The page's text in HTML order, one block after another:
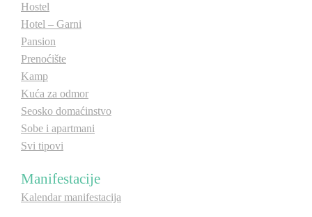
Hostel
Hotel – Garni
Pansion
Prenoćište
Kamp
Kuća za odmor
Seosko domaćinstvo
Sobe i apartmani
Svi tipovi
Manifestacije
Kalendar manifestacija